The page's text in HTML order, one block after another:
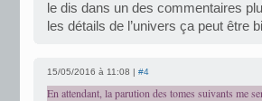
le dis dans un des commentaires
les détails de l’univers ça peut être
15/05/2016 à 11:08 | #4
En attendant, la parution des tomes suivants me